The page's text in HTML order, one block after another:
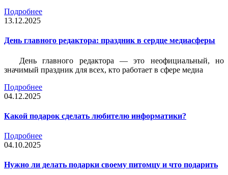
Подробнее
13.12.2025
День главного редактора: праздник в сердце медиасферы
День главного редактора — это неофициальный, но
значимый праздник для всех, кто работает в сфере медиа
Подробнее
04.12.2025
Какой подарок сделать любителю информатики?
Подробнее
04.10.2025
Нужно ли делать подарки своему питомцу и что подарить